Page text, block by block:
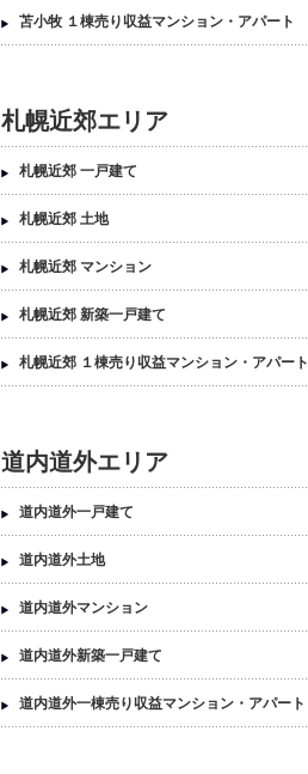
苫小牧 １棟売り収益マンション・アパート
札幌近郊エリア
札幌近郊 一戸建て
札幌近郊 土地
札幌近郊 マンション
札幌近郊 新築一戸建て
札幌近郊 １棟売り収益マンション・アパート
道内道外エリア
道内道外一戸建て
道内道外土地
道内道外マンション
道内道外新築一戸建て
道内道外一棟売り収益マンション・アパート